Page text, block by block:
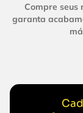
Compre seus
garanta